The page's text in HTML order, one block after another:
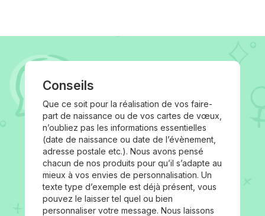
Conseils
Que ce soit pour la réalisation de vos faire-
part de naissance ou de vos cartes de vœux,
n’oubliez pas les informations essentielles
(date de naissance ou date de l’évènement,
adresse postale etc.). Nous avons pensé
chacun de nos produits pour qu’il s’adapte au
mieux à vos envies de personnalisation. Un
texte type d’exemple est déjà présent, vous
pouvez le laisser tel quel ou bien
personnaliser votre message. Nous laissons